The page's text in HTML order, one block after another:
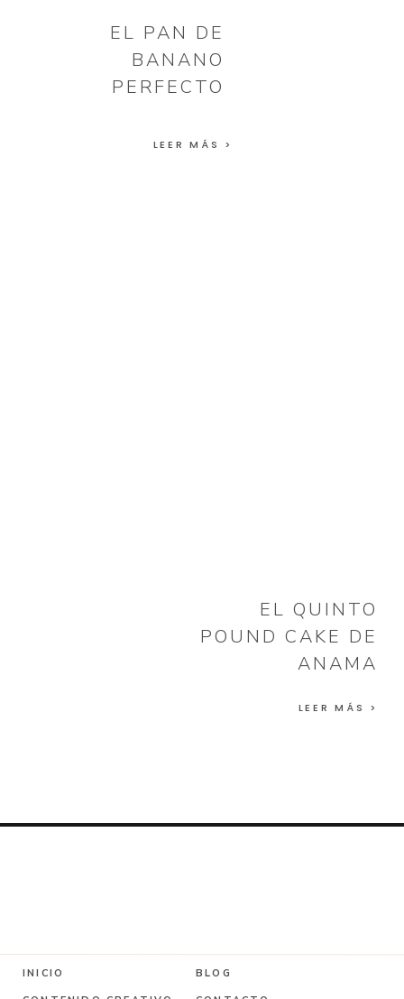
EL PAN DE
BANANO
PERFECTO
LEER MÁS >
EL QUINTO
POUND CAKE DE
ANAMA
LEER MÁS >
BLOG
INICIO